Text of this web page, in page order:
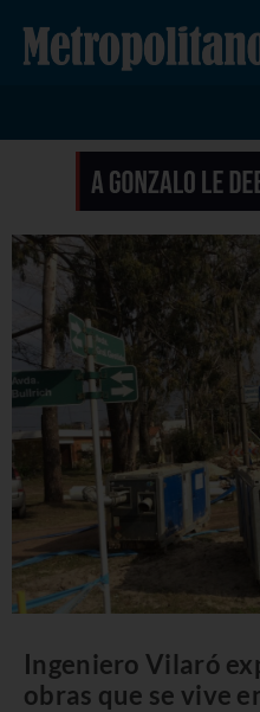
Ingeniero Vilaró
obras que se vive